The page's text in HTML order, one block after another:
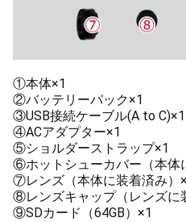
①本体×1
②バッテリーパック×1
③USB接続ケーブル(A to C)×1
④ACアダプター×1
⑤ショルダーストラップ×1
⑥ホットシューカバー（本体
⑦レンズ（本体に装着済み）
⑧レンズキャップ（レンズに
⑨SDカード（64GB）×1